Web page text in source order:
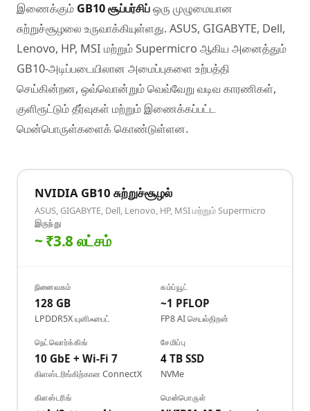
இணைக்கும் GB10 சூப்பர்சிப்ஒரு முழுமையான
சுற்றுச்சூழலை உருவாக்கியுள்ளது. ASUS, GIGABYTE, Dell,
Lenovo, HP, MSI மற்றும் Supermicro ஆகிய அனைத்தும்
GB10-அடிப்படையிலான அமைப்புகளை உற்பத்தி
செய்கின்றன, ஒவ்வொன்றும் வெவ்வேறு வடிவ காரணிகள்,
குளிரூட்டும் தீர்வுகள் மற்றும் இணைக்கப்பட்ட
மென்பொருள்களைக் கொண்டுள்ளன.
NVIDIA GB10 சுற்றுச்சூழல்
ASUS, GIGABYTE, Dell, Lenovo, HP, MSI மற்றும் Supermicro
இருந்து
~ ₹3.8 லட்சம்
நினைவகம்
128 GB
LPDDR5X யுனிஃபைட்
கம்ப்யூட்
~1 PFLOP
FP8 AI செயல்திறன்
நெட்வொர்க்கிங்
10 GbE + Wi-Fi 7
கிளஸ்டரிங்கிற்கான ConnectX
சேமிப்பு
4 TB SSD
NVMe
கிளஸ்டரிங் மென்பொருள்